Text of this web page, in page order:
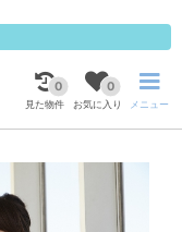
0
見た物件
0
お気に入り メニュー